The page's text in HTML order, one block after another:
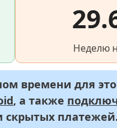
Неделю
времени для
, а также
скрытых платежей.